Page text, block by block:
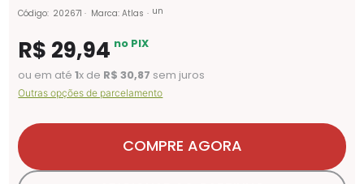
Código: 202671 Marca:Atlas un
R$ 29,94 no PIX
ou em até1x de R$ 30,87 sem juros
Outras opções de parcelamento
COMPRE AGORA